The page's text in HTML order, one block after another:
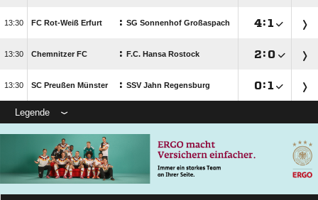
 FC Rot-Weiß Erfurt : SG Sonnenhof Großaspach :
 Chemnitzer FC : F.C. Hansa Rostock : 
 SC Preußen Münster : SSV Jahn Regensburg :
Legende